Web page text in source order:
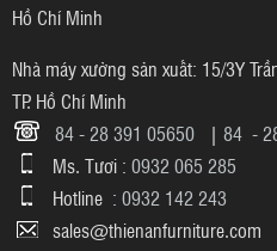
Hồ Chí Minh
Nhà máy xưởng sản xuất: 15/3Y
TP. Hồ Chí Minh
84 - 28 391 05650 | 84 -
Ms. Tươi : 0932 065 285
Hotline : 0932 142 243
sales@thienanfurniture.com